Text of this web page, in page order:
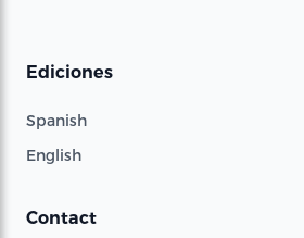
Ediciones
Spanish
English
Contact